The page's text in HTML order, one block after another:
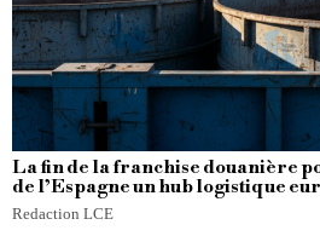
La fin de la franchise douanière
de l’Espagne un hub logistique
Redaction LCE